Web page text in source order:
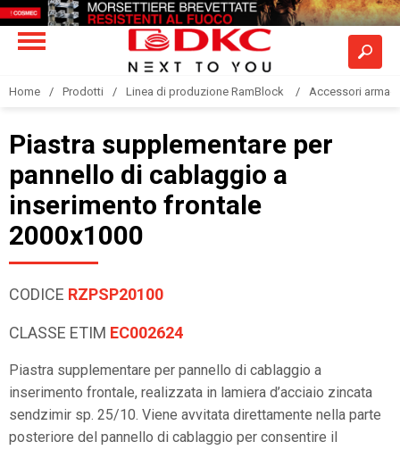
Home Prodotti Linea di produzione RamBlock Accessori armadi
Piastra supplementare per
pannello di cablaggio a
inserimento frontale
2000x1000
CODICE RZPSP20100
CLASSE ETIM EC002624
Piastra supplementare per pannello di cablaggio a
inserimento frontale, realizzata in lamiera d’acciaio zincata
sendzimir sp. 25/10. Viene avvitata direttamente nella parte
posteriore del pannello di cablaggio per consentire il